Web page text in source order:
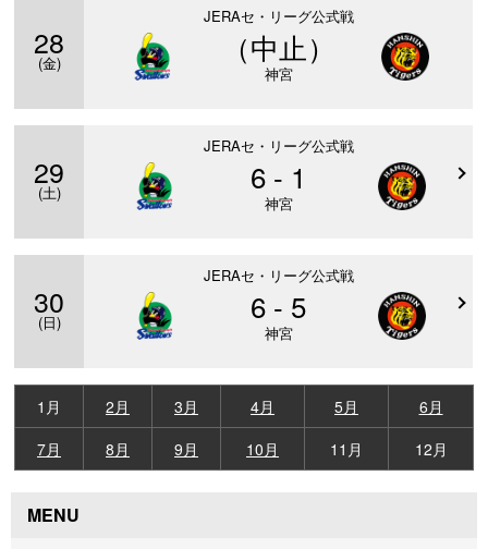
28
(金)
JERAセ・リーグ公式戦
（中止）
神宮
29
(土)
JERAセ・リーグ公式戦
6 - 1
神宮
30
(日)
JERAセ・リーグ公式戦
6 - 5
神宮
1月 2月 3月 4月 5月
6月
7月
8月 9月 10月 11月 12月
MENU